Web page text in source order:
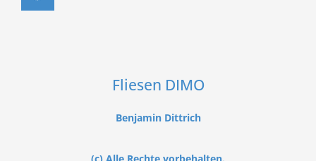
Fliesen DIMO
Benjamin Dittrich